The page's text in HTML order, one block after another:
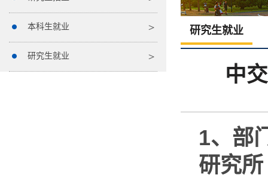
本科生就业
研究生就业
研究生就业
中
1、部
研究所